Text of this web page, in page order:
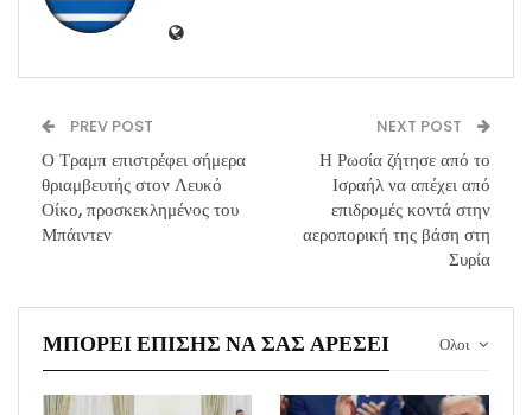
PREV POST
Ο Τραμπ επιστρέφει σήμερα
θριαμβευτής στον Λευκό
Οίκο, προσκεκλημένος του
Μπάιντεν
NEXT POST
Η Ρωσία ζήτησε από το
Ισραήλ να απέχει από
επιδρομές κοντά στην
αεροπορική της βάση στη
Συρία
Ολοι
ΜΠΟΡΕΊ ΕΠΊΣΗΣ ΝΑ ΣΑΣ ΑΡΈΣΕΙ